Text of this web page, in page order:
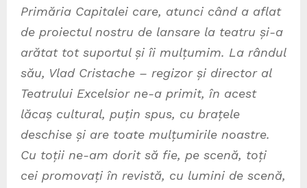
Primăria Capitalei care, atunci când a aflat
de proiectul nostru de lansare la teatru și-a
arătat tot suportul și îi mulțumim. La rândul
său, Vlad Cristache – regizor și director al
Teatrului Excelsior ne-a primit, în acest
lăcaș cultural, puțin spus, cu brațele
deschise și are toate mulțumirile noastre.
Cu toții ne-am dorit să fie, pe scenă, toți
cei promovați în revistă, cu lumini de scenă,